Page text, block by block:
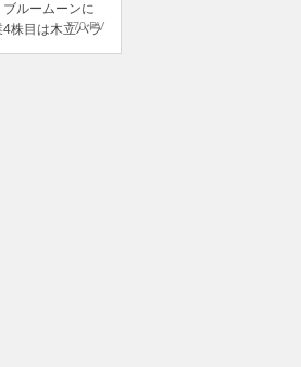
ルームーンに
株目は木立バラ
北西のスペー
770 PV